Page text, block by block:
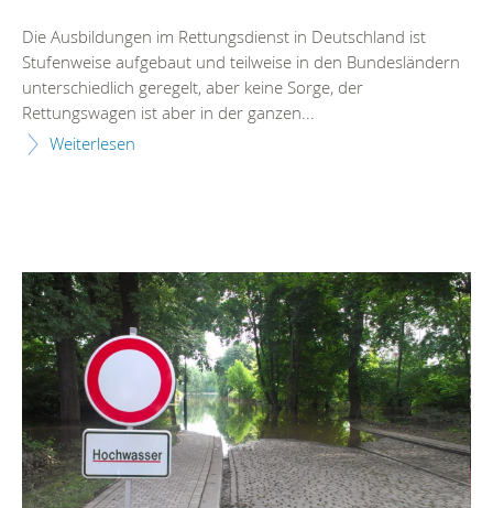
Die Ausbildungen im Rettungsdienst in Deutschland ist
Stufenweise aufgebaut und teilweise in den Bundesländern
unterschiedlich geregelt, aber keine Sorge, der
Rettungswagen ist aber in der ganzen...
Weiterlesen